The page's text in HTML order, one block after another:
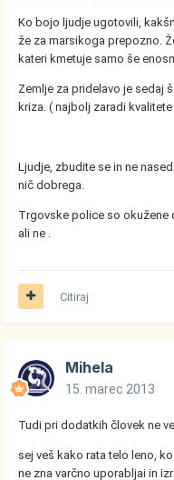
Ko bojo ljudje ugotovili,
že za marsikoga prepozno.
kateri kmetuje samo še
Zemlje za pridelavo je sedaj
kriza. ( najbolj zaradi kvalitete
Ljudje, zbudite se in ne
nič dobrega.
Trgovske police so okužene
ali ne .
Citiraj
Mihela
15. marec 2013
Tudi pri dodatkih človek ne
sej veš kako rata telo leno,
ne zna varčno uporabljai in